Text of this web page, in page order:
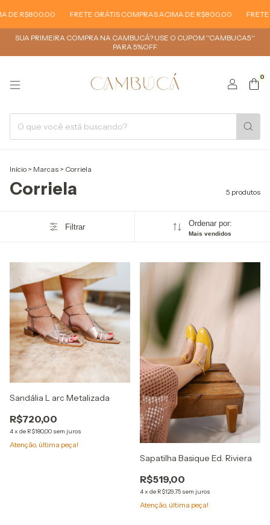
DE R$800,00 FRETE GRÁTIS COMPRAS ACIMA DE R$800,00 FRETE
SUA PRIMEIRA COMPRA NA CAMBUCÁ? USE O CUPOM ''CAMBUCA5''
PARA 5%OFF.
0
Início > Marcas > Corriela
Corriela 5 produtos
Filtrar Ordenar por:
Mais vendidos
Sandália L arc Metalizada
R$720,00
4x de R$180,00 sem juros
Atenção, última peça!
Sapatilha Basique Ed. Riviera
R$519,00
4x de R$129,75 sem juros
Atenção, última peça!